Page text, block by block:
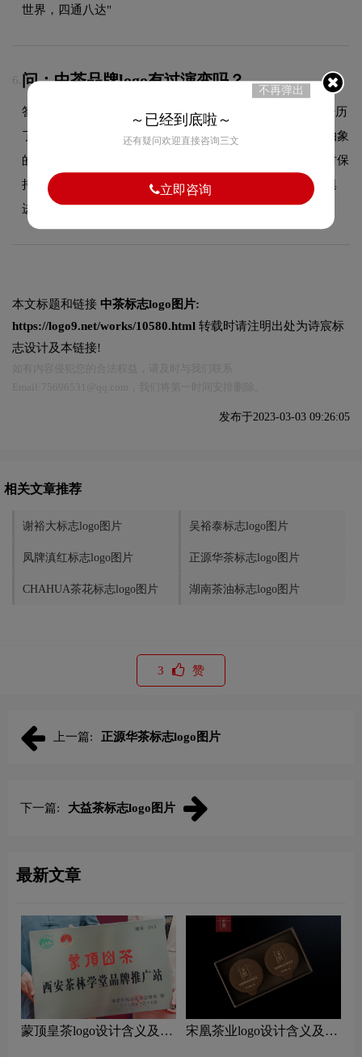
世界，四通八达"
6. 问：中茶品牌logo有过演变吗？
答：作为品牌领域的品牌，中茶的品牌logo在发展过程中经历
了持续优化与迭代，整体呈现出从复杂到简约、从具象到抽象
的现代化演变趋势。每一次更新都紧跟时代审美潮流，同时保
持品牌核心识别元素的延续性，使品牌视觉形象始终与时俱
进，历久弥新。
本文标题和链接 中茶标志logo图片:
https://logo9.net/works/10580.html 转载时请注明出处为诗宸标
志设计及本链接!
发布于2023-03-03 09:26:05
相关文章推荐
谢裕大标志logo图片 吴裕泰标志logo图片
凤牌滇红标志logo图片 正源华茶标志logo图片
CHAHUA茶花标志logo图片 湖南茶油标志logo图片
3 赞
上一篇: 正源华茶标志logo图片
下一篇: 大益茶标志logo图片
最新文章
蒙顶皇茶logo设计含义及茶
宋凰茶业logo设计含义及茶
不再弹出
～已经到底啦～
还有疑问欢迎直接咨询三文
立即咨询